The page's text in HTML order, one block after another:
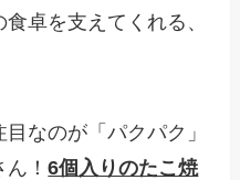
卓を支えてくれる、
なのが「パクパク」
ん！6個入りのたこ焼